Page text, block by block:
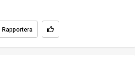
Rapportera